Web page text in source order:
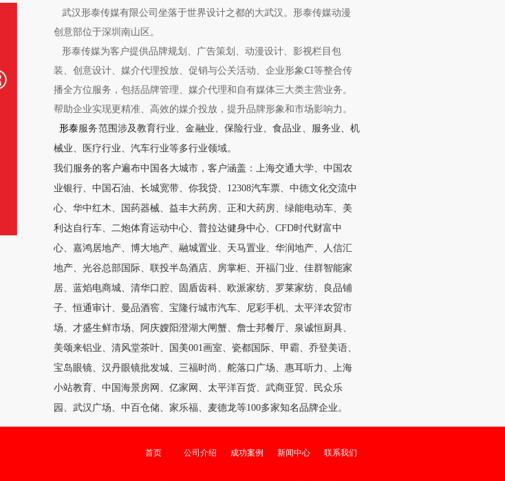
武汉形泰传媒有限公司坐落于世界设计之都的大武汉。形泰传媒动漫
创意部位于深圳南山区。
形泰传媒为客户提供品牌规划、广告策划、动漫设计、影视栏目包
装、创意设计、媒介代理投放、促销与公关活动、企业形象CI等整合传
播全方位服务，包括品牌管理、媒介代理和自有媒体三大类主营业务。
帮助企业实现更精准、高效的媒介投放，提升品牌形象和市场影响力。
形泰服务范围涉及教育行业、金融业、保险行业、食品业、服务业、机
械业、医疗行业、汽车行业等多行业领域。
我们服务的客户遍布中国各大城市，客户涵盖：上海交通大学、中国农
业银行、中国石油、长城宽带、你我贷、 12308汽车票、中德文化交流中
心、华中红木、国药器械、益丰大药房、正和大药房、绿能电动车、美
利达自行车、二炮体育运动中心、普拉达健身中心、CFD时代财富中
心、嘉鸿居地产、博大地产、融城置业、天马置业、华润地产、人信汇
地产、光谷总部国际、联投半岛酒店、房掌柜、开福门业、佳群智能家
居、蓝焰电商城、清华口腔、固盾齿科、欧派家纺、罗莱家纺、良品铺
子、恒通审计、曼品酒窖、宝隆行城市汽车、尼彩手机、太平洋农贸市
场、才盛生鲜市场、阿庆嫂阳澄湖大闸蟹、詹士邦餐厅、泉诚恒厨具、
美颂来铝业、清风堂茶叶、国美001画室、瓷都国际、甲霸、乔登美语、
宝岛眼镜、汉丹眼镜批发城、三福时尚、舵落口广场、惠耳听力、上海
小站教育、中国海景房网、亿家网、太平洋百货、武商亚贸、民众乐
园、武汉广场、中百仓储、家乐福、麦德龙等100多家知名品牌企业。
首页 公司介绍 成功案例 新闻中心 联系我们